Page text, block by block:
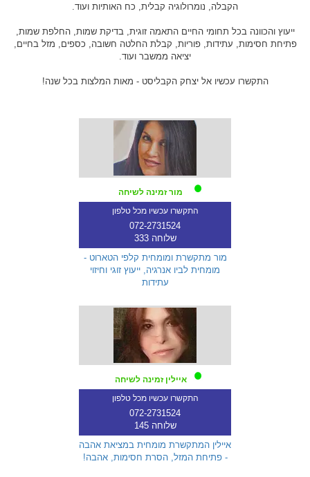
הקבלה, נומרולוגיה קבלית, כח האותיות ועוד.
ייעוץ והכוונה בכל תחומי החיים התאמה זוגית, בדיקת שמות, החלפת שמות,
פתיחת חסימות, עתידות, פוריות, קבלת החלטה חשובה, כספים, מזל בחיים,
יציאה ממשבר ועוד.
התקשרו עכשיו אל יצחק הקבליסט - מאות המלצות בכל שנה!
מור זמינה לשיחה
התקשרו עכשיו מכל טלפון
072-2731524
שלוחה 333
מור מתקשרת ומומחית קלפי הטארוט -
מומחית לביו אנרגיה, ייעוץ זוגי וחיזוי
עתידות
איילין זמינה לשיחה
התקשרו עכשיו מכל טלפון
072-2731524
שלוחה 145
איילין המתקשרת מומחית במציאת אהבה
- פתיחת המזל, הסרת חסימות, אהבה!